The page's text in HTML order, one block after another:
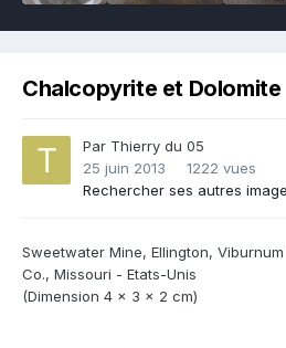
Chalcopyrite et Dolomite
Par Thierry du 05
25 juin 2013
1222 vues
Rechercher ses autres
Sweetwater Mine, Ellington,
Co., Missouri - Etats-Unis
(Dimension 4 x 3 x 2 cm)